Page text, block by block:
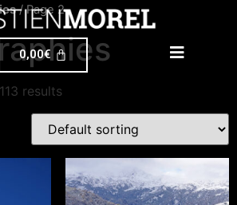
0,00€
/ Page 2
results